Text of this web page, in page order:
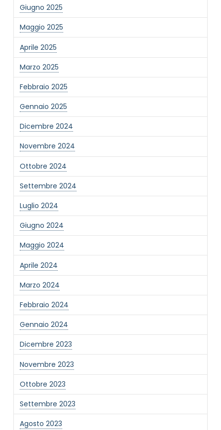
Giugno 2025
Maggio 2025
Aprile 2025
Marzo 2025
Febbraio 2025
Gennaio 2025
Dicembre 2024
Novembre 2024
Ottobre 2024
Settembre 2024
Luglio 2024
Giugno 2024
Maggio 2024
Aprile 2024
Marzo 2024
Febbraio 2024
Gennaio 2024
Dicembre 2023
Novembre 2023
Ottobre 2023
Settembre 2023
Agosto 2023
NOME STRUTTURA*
MAIL REFERENTE*
MOTIVO DEL CONTATTO*
Informativa Privacy
Ho preso visione dell'informativa privacy
Privacy Policy completa
Newsletter
Desidero rimanere aggiornato sulle ultime
novità dell'Associazione tramite l'iscrizione alla
newsletter
Invia